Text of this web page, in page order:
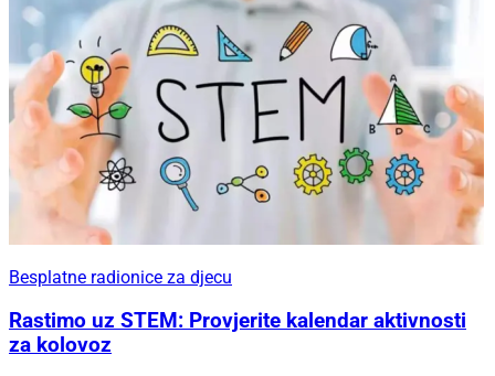
Besplatne radionice za djecu
Rastimo uz STEM: Provjerite kalendar aktivnosti
za kolovoz